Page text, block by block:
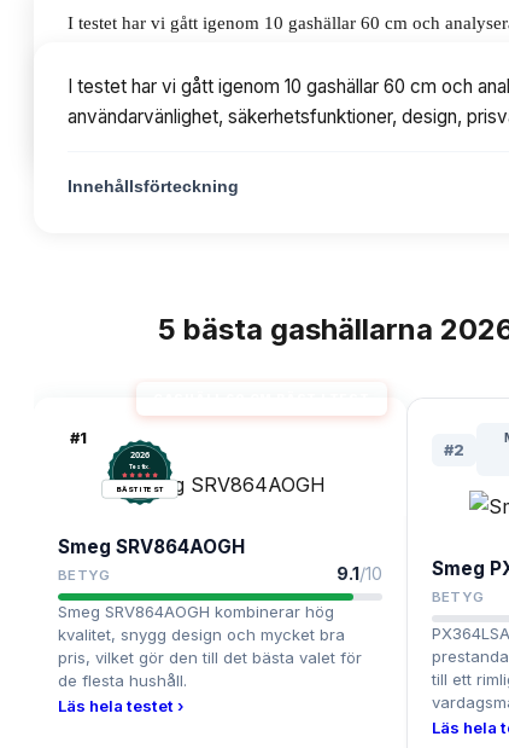
I testet har vi gått igenom 10 gashällar 60 cm och
Innehållsförteckning
I testet har vi gått igenom 10 gashällar 60 cm och
användarvänlighet, säkerhetsfunktioner, design,
Innehållsförteckning
5 bästa gashällarna
#1
2026
Testix.
BÄST I TEST
Smeg SRV864AOGH
BETYG 9.1/10
Smeg SRV864AOGH kombinerar hög
kvalitet, snygg design och mycket bra
pris, vilket gör den till det bästa valet för
de flesta hushåll.
Läs hela testet ›
#2
Smeg
BETYG
till ett
Läs hela